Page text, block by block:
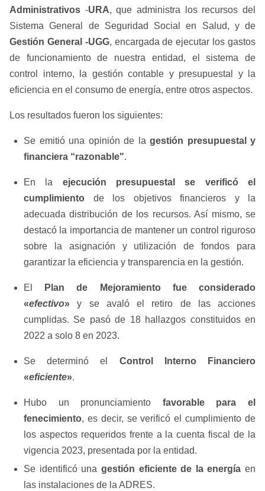
Administrativos -URA, que administra los recursos del
Sistema General de Seguridad Social en Salud, y de
Gestión General -UGG, encargada de ejecutar los gastos
de funcionamiento de nuestra entidad, el sistema de
control interno, la gestión contable y presupuestal y la
eficiencia en el consumo de energía, entre otros aspectos.
Los resultados fueron los siguientes:
Se emitió una opinión de la gestión presupuestal y
financiera “razonable".
En la ejecución presupuestal se verificó el
cumplimiento de los objetivos financieros y la
adecuada distribución de los recursos. Así mismo, se
destacó la importancia de mantener un control riguroso
sobre la asignación y utilización de fondos para
garantizar la eficiencia y transparencia en la gestión.
El
Plan de Mejoramiento fue considerado
«efectivo» y se avaló el retiro de las acciones
cumplidas. Se pasó de 18 hallazgos constituidos en
2022 a solo 8 en 2023. ​
Se determinó el Control Interno Financiero
«eficiente».
Hubo un pronunciamiento favorable para el
fenecimiento, es decir, se verificó el cumplimiento de
los aspectos requeridos frente a la cuenta fiscal de la
vigencia 2023, presentada por la entidad.
Se identificó una gestión eficiente de la energía en
las instalaciones de la ADRES.